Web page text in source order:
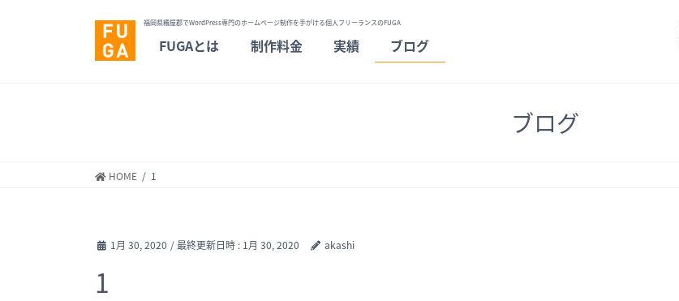
福岡県糟屋郡でWordPress専門のホームページ制作を手がける個人フリーランスのFUGA
FUGAとは 制作料金 実績 ブログ
ブログ
HOME 1
1月 30, 2020 / 最終更新日時 : 1月 30, 2020 akashi
1